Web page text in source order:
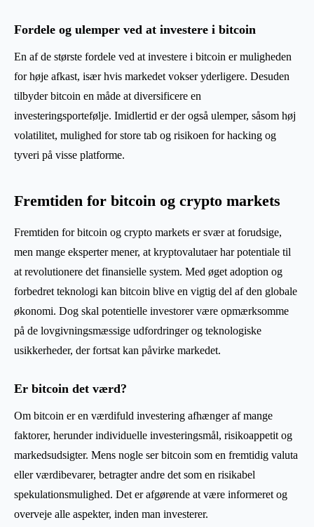
Fordele og ulemper ved at investere i bitcoin
En af de største fordele ved at investere i bitcoin er muligheden
for høje afkast, især hvis markedet vokser yderligere. Desuden
tilbyder bitcoin en måde at diversificere en
investeringsportefølje. Imidlertid er der også ulemper, såsom høj
volatilitet, mulighed for store tab og risikoen for hacking og
tyveri på visse platforme.
Fremtiden for bitcoin og crypto markets
Fremtiden for bitcoin og crypto markets er svær at forudsige,
men mange eksperter mener, at kryptovalutaer har potentiale til
at revolutionere det finansielle system. Med øget adoption og
forbedret teknologi kan bitcoin blive en vigtig del af den globale
økonomi. Dog skal potentielle investorer være opmærksomme
på de lovgivningsmæssige udfordringer og teknologiske
usikkerheder, der fortsat kan påvirke markedet.
Er bitcoin det værd?
Om bitcoin er en værdifuld investering afhænger af mange
faktorer, herunder individuelle investeringsmål, risikoappetit og
markedsudsigter. Mens nogle ser bitcoin som en fremtidig valuta
eller værdibevarer, betragter andre det som en risikabel
spekulationsmulighed. Det er afgørende at være informeret og
overveje alle aspekter, inden man investerer.